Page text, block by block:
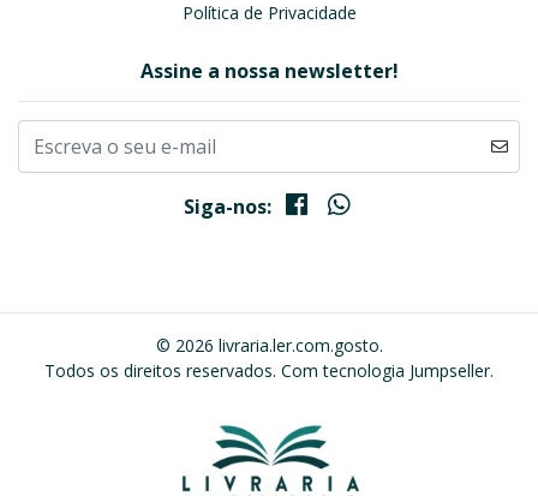
Política de Privacidade
Assine a nossa newsletter!
Siga-nos:
© 2026 livraria.ler.com.gosto.
Todos os direitos reservados. Com tecnologia Jumpseller.